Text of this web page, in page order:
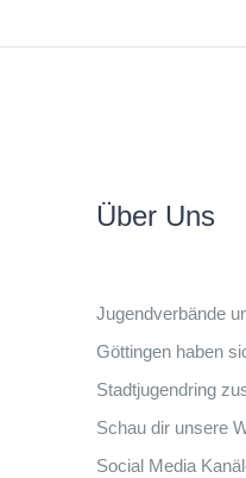
Über Uns
Jugendverbände
Göttingen haben
Stadtjugendring
Schau dir unsere
Social Media